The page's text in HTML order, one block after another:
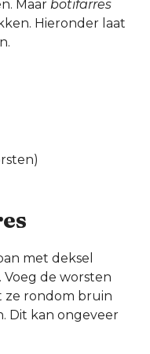
Maar botifarres
Hieronder laat
met deksel
de worsten
ze rondom bruin
Dit kan ongeveer